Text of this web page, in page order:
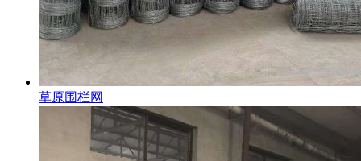
草原围栏网